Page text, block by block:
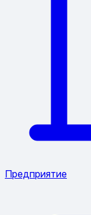
Предприятие